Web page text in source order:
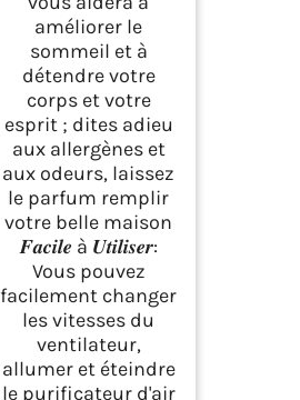
améliorer le
sommeil et à
détendre votre
corps et votre
esprit ; dites adieu
aux allergènes et
aux odeurs, laissez
le parfum remplir
votre belle maison
𝑭𝒂𝒄𝒊𝒍𝒆 à 𝑼𝒕𝒊𝒍𝒊𝒔𝒆𝒓:
Vous pouvez
facilement changer
les vitesses du
ventilateur,
allumer et éteindre
le purificateur d'air